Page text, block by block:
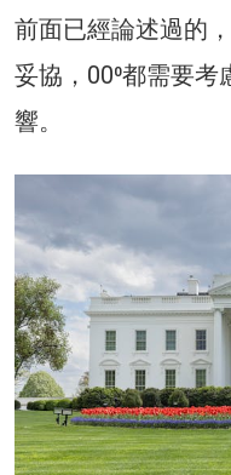
前面已經論述過的
妥協，00⁰都需要
響。